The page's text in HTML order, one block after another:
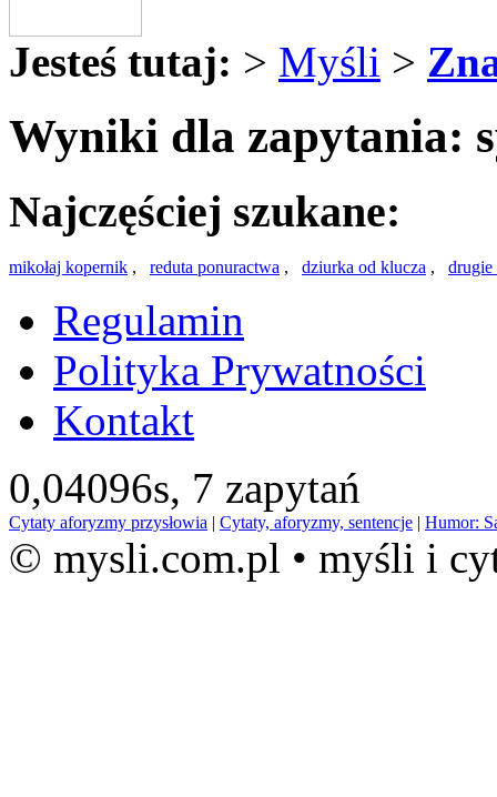
Jesteś tutaj: > Myśli >
Wyniki dla zapytania:
Najczęściej szukane:
mikołaj kopernik , reduta ponuractwa , dziurka od klucza , drugie
Regulamin
Polityka Prywatności
Kontakt
0,04096s, 7 zapytań
Cytaty aforyzmy przysłowia | Cytaty, aforyzmy, sentencje | Humor:
© mysli.com.pl • myśli i